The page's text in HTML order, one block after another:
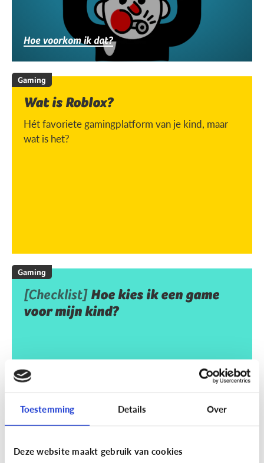
Toestemming Details Over
Deze website maakt gebruik van cookies
Hoe voorkom ik dat?
Gaming
Wat is Roblox?
Hét favoriete gamingplatform van je kind, maar
wat is het?
Gaming
[Checklist] Hoe kies ik een game
voor mijn kind?